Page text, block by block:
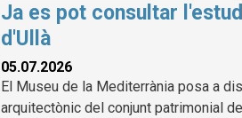
Ja es pot consultar
d'Ullà
05.07.2026
El Museu de la Mediterrània posa a
arquitectònic del conjunt patrimonial